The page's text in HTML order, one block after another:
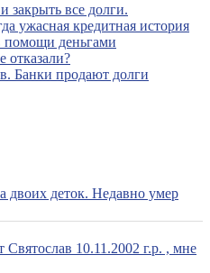
закрыть все долги.
ужасная кредитная история
помощи деньгами
отказали?
Банки продают долги
двоих деток. Недавно умер
Святослав 10.11.2002 г.р. , мне